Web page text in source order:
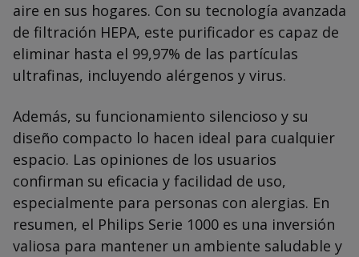
aire en sus hogares. Con su tecnología avanzada
de filtración HEPA, este purificador es capaz de
eliminar hasta el 99,97% de las partículas
ultrafinas, incluyendo alérgenos y virus.
Además, su funcionamiento silencioso y su
diseño compacto lo hacen ideal para cualquier
espacio. Las opiniones de los usuarios
confirman su eficacia y facilidad de uso,
especialmente para personas con alergias. En
resumen, el Philips Serie 1000 es una inversión
valiosa para mantener un ambiente saludable y